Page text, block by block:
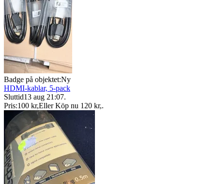
Badge på objektet:Ny
HDMI-kablar, 5-pack
Sluttid13 aug 21:07.
Pris:100 kr,Eller Köp nu 120 kr,.